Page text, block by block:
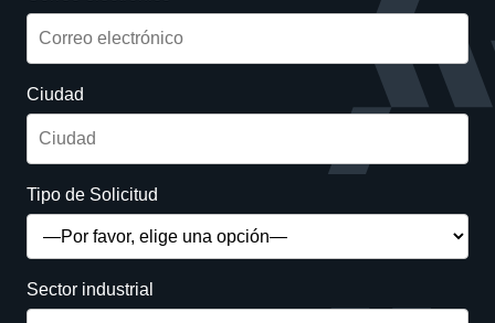
Ciudad
Tipo de Solicitud
Sector industrial